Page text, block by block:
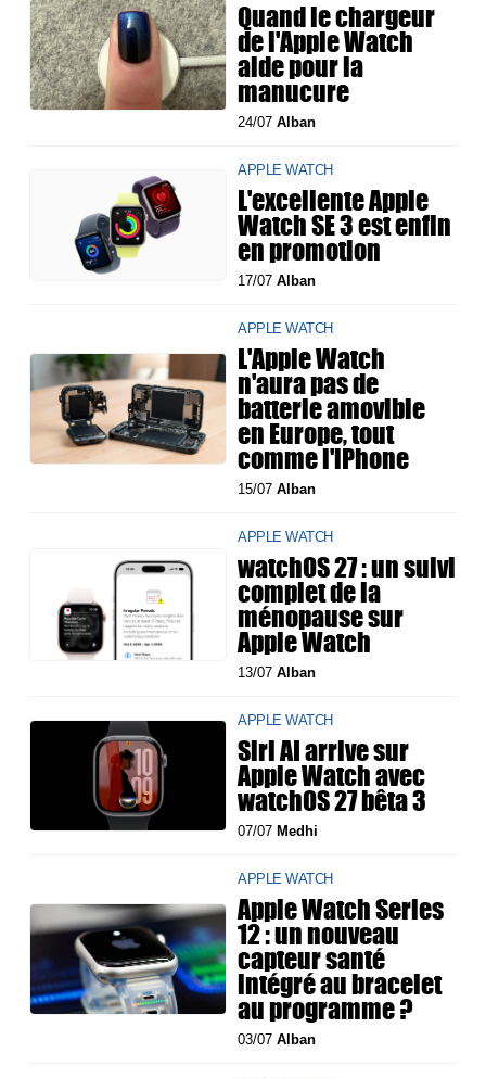
Quand le chargeur
de l'Apple Watch
aide pour la
manucure
24/07Alban
APPLE WATCH
L'excellente Apple
Watch SE 3 est enfin
en promotion
17/07Alban
APPLE WATCH
L'Apple Watch
n'aura pas de
batterie amovible
en Europe, tout
comme l'iPhone
15/07Alban
APPLE WATCH
watchOS 27 : un suivi
complet de la
ménopause sur
Apple Watch
13/07Alban
APPLE WATCH
Siri AI arrive sur
Apple Watch avec
watchOS 27 bêta 3
07/07 Medhi
APPLE WATCH
Apple Watch Series
12 : un nouveau
capteur santé
intégré au bracelet
au programme ?
03/07Alban